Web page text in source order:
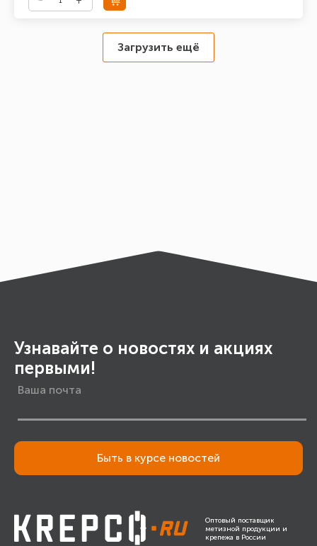
Загрузить ещё
Узнавайте о новостях и акциях
первыми!
Быть в курсе новостей
Оптовый поставщик
метизной продукции и
крепежа в России